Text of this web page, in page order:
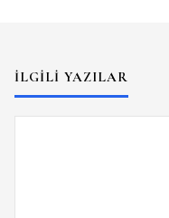
İLGILI YAZILAR